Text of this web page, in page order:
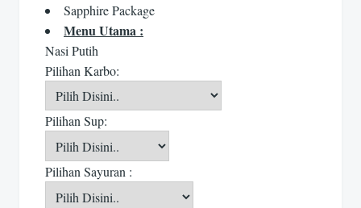
Sapphire Package
Menu Utama :
Nasi Putih
Pilihan Karbo:
Pilihan Sup:
Pilihan Sayuran :